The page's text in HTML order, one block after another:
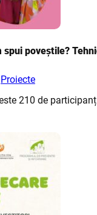
poveștile?
Proiecte
210 de